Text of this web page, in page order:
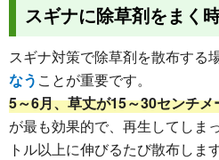
スギナに除草剤をまく
スギナ対策で除草剤を散布する場
なう ことが重要です。
5～6月、草丈が15～30センチメ
が最も効果的で、再生してしま
トル以上に伸びるたび散布します